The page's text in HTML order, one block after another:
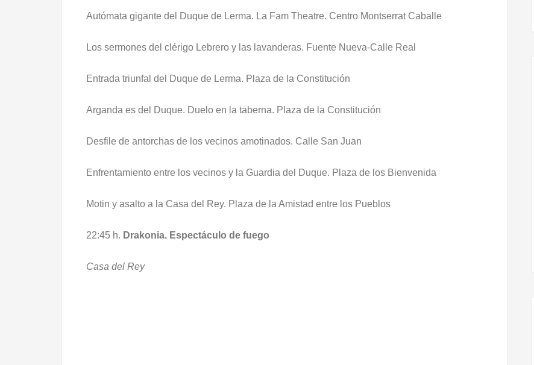
Autómata gigante del Duque de Lerma. La Fam Theatre. Centro Montserrat Caballe
Los sermones del clérigo Lebrero y las lavanderas. Fuente Nueva-Calle Real
Entrada triunfal del Duque de Lerma. Plaza de la Constitución
Arganda es del Duque. Duelo en la taberna. Plaza de la Constitución
Desfile de antorchas de los vecinos amotinados. Calle San Juan
Enfrentamiento entre los vecinos y la Guardia del Duque. Plaza de los Bienvenida
Motin y asalto a la Casa del Rey. Plaza de la Amistad entre los Pueblos
22:45 h. Drakonia. Espectáculo de fuego
Casa del Rey